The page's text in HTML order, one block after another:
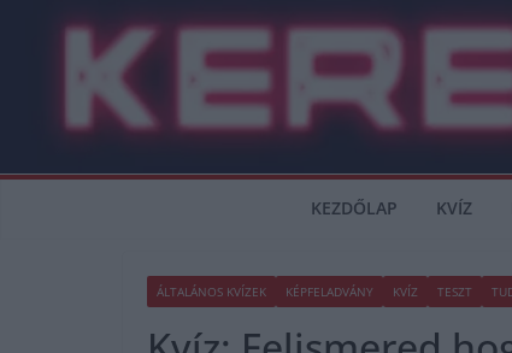
KEZDŐLAP KVÍZ
ÁLTALÁNOS KVÍZEK KÉPFELADVÁNY KVÍZ TESZT